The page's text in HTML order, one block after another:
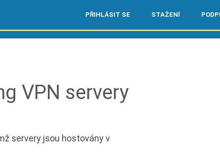
PŘIHLÁSIT SE STAŽENÍ
VPN servery
servery jsou hostovány v